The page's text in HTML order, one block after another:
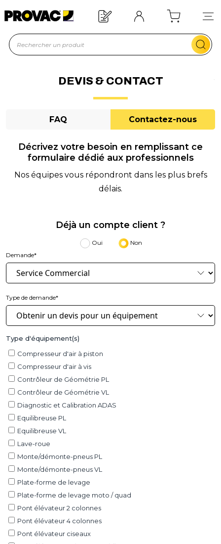
Besoin d'un équipement ?
DEVIS & CONTACT
FAQ Contactez-nous
Décrivez votre besoin en remplissant ce
formulaire dédié aux professionnels
Nos équipes vous répondront dans les plus brefs
délais.
Déjà un compte client ?
Oui
Non
Demande*
Type de demande*